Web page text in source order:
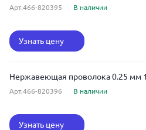
Арт.466-820395 В наличии
Узнать цену
Нержавеющая проволока 0.25 мм
Арт.466-820396 В наличии
Узнать цену